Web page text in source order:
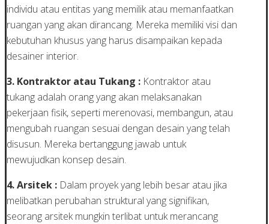
individu atau entitas yang memilik atau memanfaatkan
ruangan yang akan dirancang. Mereka memiliki visi dan
kebutuhan khusus yang harus disampaikan kepada
desainer interior.
3. Kontraktor atau Tukang : Kontraktor atau
tukang adalah orang yang akan melaksanakan
pekerjaan fisik, seperti merenovasi, membangun, atau
mengubah ruangan sesuai dengan desain yang telah
disusun. Mereka bertanggung jawab untuk
mewujudkan konsep desain.
4. Arsitek : Dalam proyek yang lebih besar atau jika
melibatkan perubahan struktural yang signifikan,
seorang arsitek mungkin terlibat untuk merancang